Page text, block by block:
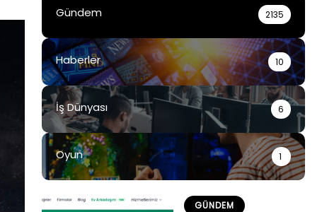
Gündem 2135
Haberler 10
İş Dünyası 6
Oyun 1
GÜNDEM